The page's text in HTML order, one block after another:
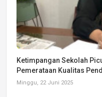
Ketimpangan Sekolah
Pemerataan Kualitas
Minggu, 22 Juni 2025